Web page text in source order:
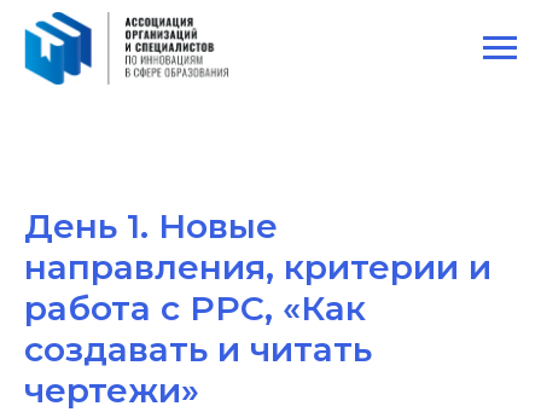
День 1. Новые
направления, критерии и
работа с РРС, «Как
создавать и читать
чертежи»